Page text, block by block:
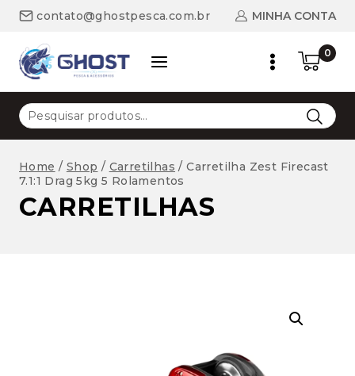
contato@ghostpesca.com.br MINHA CONTA
0
Pesquisar
por:
Home / Shop / Carretilhas / Carretilha Zest Firecast
7.1:1 Drag 5kg 5 Rolamentos
CARRETILHAS